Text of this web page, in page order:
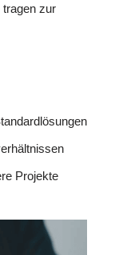
zur
Projekte